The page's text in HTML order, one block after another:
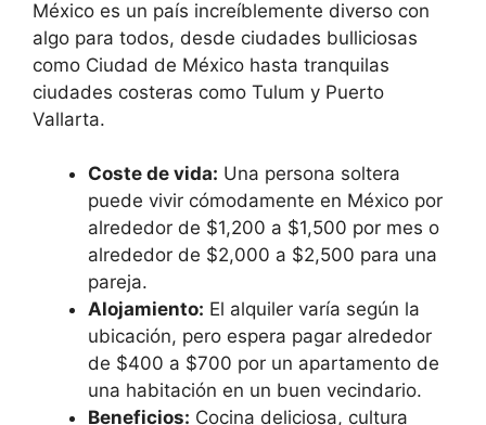
México es un país increíblemente diverso con
algo para todos, desde ciudades bulliciosas
como Ciudad de México hasta tranquilas
ciudades costeras como Tulum y Puerto
Vallarta.
Coste de vida: Una persona soltera
puede vivir cómodamente en México por
alrededor de $1,200 a $1,500 por mes o
alrededor de $2,000 a $2,500 para una
pareja.
Alojamiento: El alquiler varía según la
ubicación, pero espera pagar alrededor
de $400 a $700 por un apartamento de
una habitación en un buen vecindario.
Beneficios: Cocina deliciosa, cultura